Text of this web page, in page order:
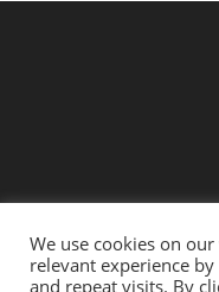
We use cookies on
relevant experience
and repeat visits. By